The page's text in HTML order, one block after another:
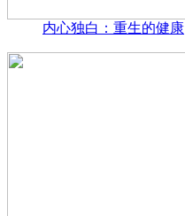
内心独白：重生的健康